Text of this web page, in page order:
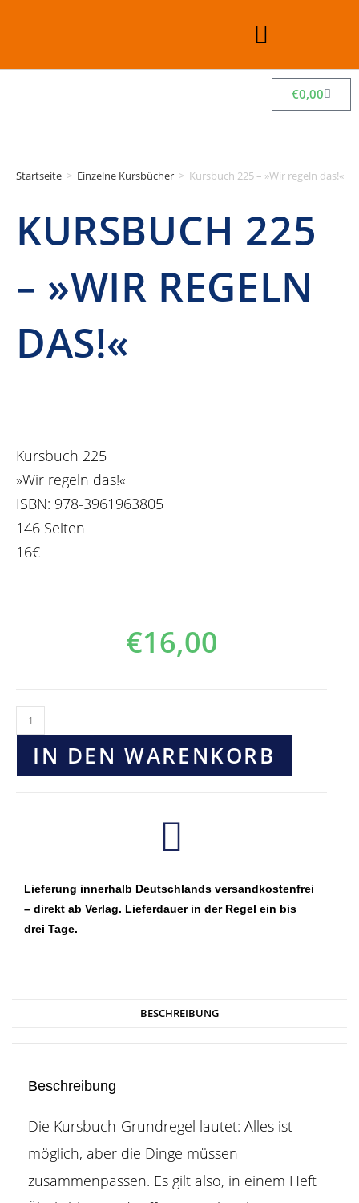
€0,00
Startseite > Einzelne Kursbücher > Kursbuch 225 – »Wir regeln das!«
KURSBUCH 225
– »WIR REGELN
DAS!«
Kursbuch 225
»Wir regeln das!«
ISBN: 978-3961963805
146 Seiten
16€
€16,00
IN DEN WARENKORB
Lieferung innerhalb Deutschlands versandkostenfrei
– direkt ab Verlag. Lieferdauer in der Regel ein bis
drei Tage.
BESCHREIBUNG
Beschreibung
Die Kursbuch-Grundregel lautet: Alles ist
möglich, aber die Dinge müssen
zusammenpassen. Es gilt also, in einem Heft